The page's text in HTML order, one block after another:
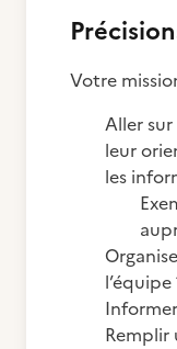
Votre
Aller
leur
les
l’équipe
Remplir